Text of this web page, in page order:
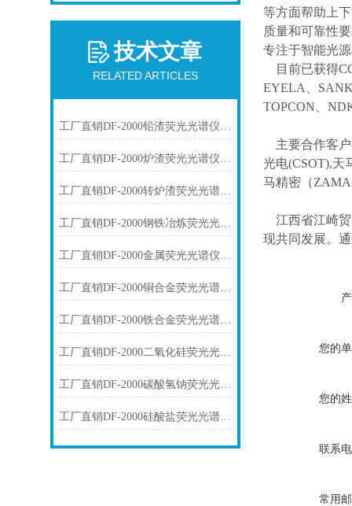
技术文章
RELATED ARTICLES
工厂直销DF-2000铅渣荧光光谱仪技术参数
工厂直销DF-2000炉渣荧光光谱仪技术参数
工厂直销DF-2000转炉渣荧光光谱仪技术参数
工厂直销DF-2000钢铁冶炼荧光光谱仪技术参数
工厂直销DF-2000金属荧光光谱仪技术参数
工厂直销DF-2000铜合金荧光光谱仪技术参数
工厂直销DF-2000铁合金荧光光谱仪技术参数
工厂直销DF-2000二氧化硅荧光光谱仪技术参数
工厂直销DF-2000碳酸氢钠荧光光谱仪技术参数
工厂直销DF-2000硅酸盐荧光光谱仪技术参数
等方面帮助上
质量和可靠性
专注于智能光
目前已获得
EYELA、
TOPCON、
主要合作客
光电(CSOT),天
马精密（
江西省江崎
现共同发展。
您的
您的
联系
常用